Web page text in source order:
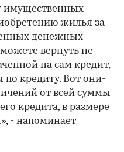
имущественных
жилья за
денежных
вернуть не
на сам кредит,
по кредиту. Вот они-
от всей суммы
кредита, в размере
- напоминает